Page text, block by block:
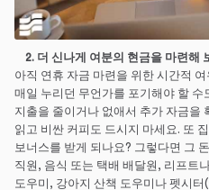
2. 더 신나게 여분의 현금을 마련해
아직 연휴 자금 마련을 위한 시간적
매일 누리던 무언가를 포기해야 할 수
지출을 줄이거나 없애서 추가 자금을
읽고 비싼 커피도 드시지 마세요. 또
보너스를 받게 되나요? 그렇다면 그
직원, 음식 또는 택배 배달원, 리프트
도우미, 강아지 산책 도우미나 펫시